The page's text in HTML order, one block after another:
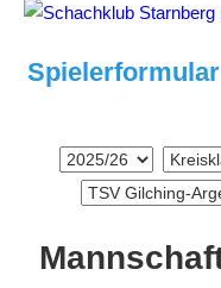
Spielerformular